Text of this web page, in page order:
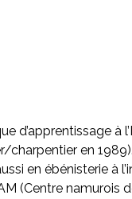
d’apprentissage à
charpentier en
en ébénisterie
(Centre namurois